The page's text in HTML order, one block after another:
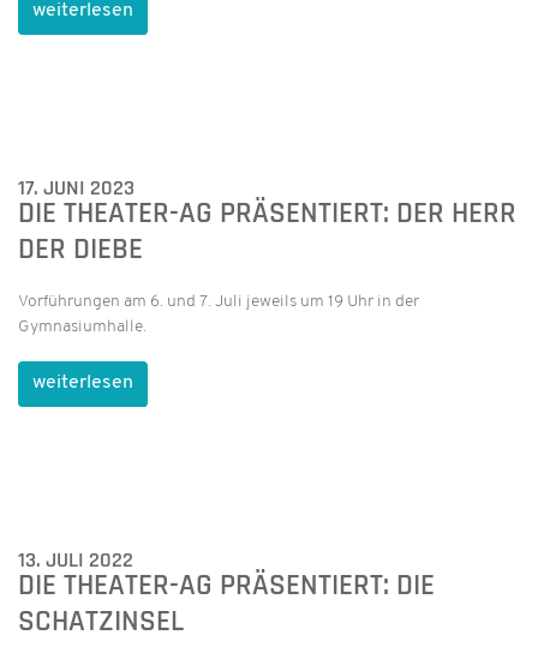
weiterlesen
17. JUNI 2023
DIE THEATER-AG PRÄSENTIERT: DER HERR
DER DIEBE
Vorführungen am 6. und 7. Juli jeweils um 19 Uhr in der
Gymnasiumhalle.
weiterlesen
13. JULI 2022
DIE THEATER-AG PRÄSENTIERT: DIE
SCHATZINSEL